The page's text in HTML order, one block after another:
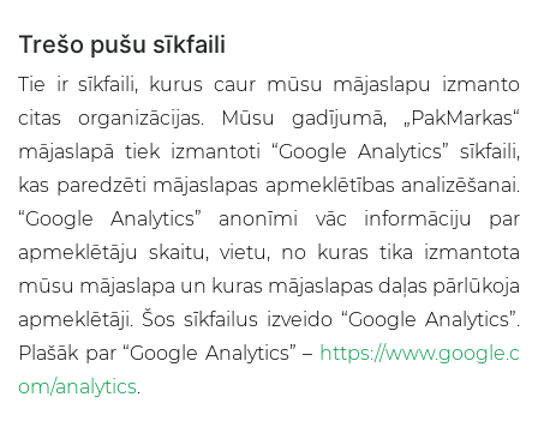
Trešo pušu sīkfaili
Tie ir sīkfaili, kurus caur mūsu mājaslapu izmanto
citas organizācijas. Mūsu gadījumā, „PakMarkas“
mājaslapā tiek izmantoti “Google Analytics” sīkfaili,
kas paredzēti mājaslapas apmeklētības analizēšanai.
“Google Analytics” anonīmi vāc informāciju par
apmeklētāju skaitu, vietu, no kuras tika izmantota
mūsu mājaslapa un kuras mājaslapas daļas pārlūkoja
apmeklētāji. Šos sīkfailus izveido “Google Analytics”.
Plašāk par “Google Analytics” – https://www.google.c
om/analytics.